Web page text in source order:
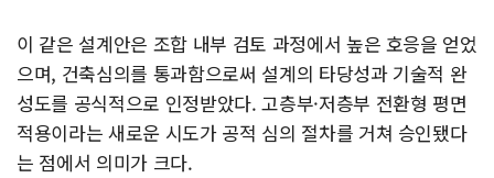
이 같은 설계안은 조합 내부 검토 과정에서 높은 호응을 얻었
으며, 건축심의를 통과함으로써 설계의 타당성과 기술적 완
성도를 공식적으로 인정받았다. 고층부·저층부 전환형 평면
적용이라는 새로운 시도가 공적 심의 절차를 거쳐 승인됐다
는 점에서 의미가 크다.